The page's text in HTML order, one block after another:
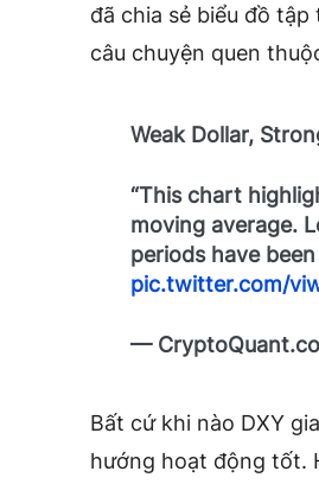
đã chia sẻ biểu đồ
câu chuyện quen
Weak Dollar,
“This chart
moving average.
periods have
pic.twitter.com/
—
Bất cứ khi nào DXY
hướng hoạt động tốt.